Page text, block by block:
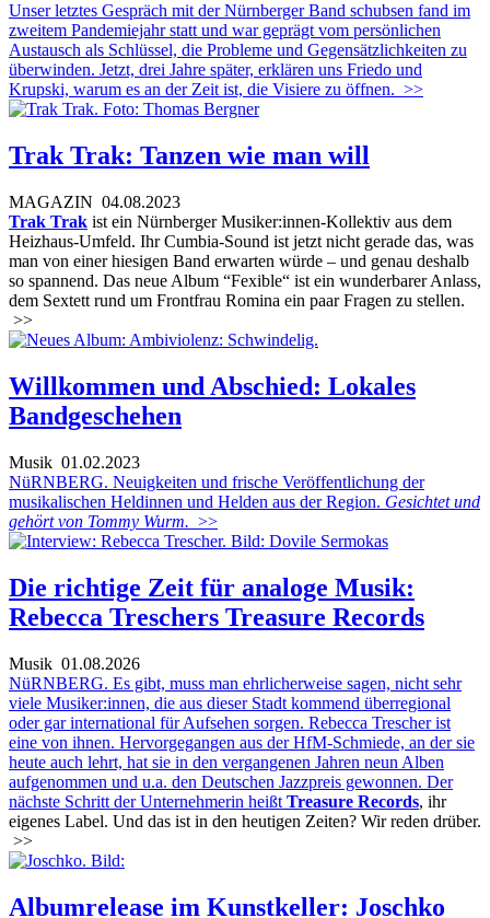
Unser letztes Gespräch mit der Nürnberger Band schubsen fand im
zweitem Pandemiejahr statt und war geprägt vom persönlichen
Austausch als Schlüssel, die Probleme und Gegensätzlichkeiten zu
überwinden. Jetzt, drei Jahre später, erklären uns Friedo und
Krupski, warum es an der Zeit ist, die Visiere zu öffnen. >>
Trak Trak: Tanzen wie man will
MAGAZIN 04.08.2023
Trak Trak ist ein Nürnberger Musiker:innen-Kollektiv aus dem
Heizhaus-Umfeld. Ihr Cumbia-Sound ist jetzt nicht gerade das, was
man von einer hiesigen Band erwarten würde – und genau deshalb
so spannend. Das neue Album “Fexible“ ist ein wunderbarer Anlass,
dem Sextett rund um Frontfrau Romina ein paar Fragen zu stellen.
>>
Willkommen und Abschied: Lokales
Bandgeschehen
Musik 01.02.2023
NüRNBERG. Neuigkeiten und frische Veröffentlichung der
musikalischen Heldinnen und Helden aus der Region. Gesichtet und
gehört von Tommy Wurm. >>
Die richtige Zeit für analoge Musik:
Rebecca Treschers Treasure Records
Musik 01.08.2026
NüRNBERG. Es gibt, muss man ehrlicherweise sagen, nicht sehr
viele Musiker:innen, die aus dieser Stadt kommend überregional
oder gar international für Aufsehen sorgen. Rebecca Trescher ist
eine von ihnen. Hervorgegangen aus der HfM-Schmiede, an der sie
heute auch lehrt, hat sie in den vergangenen Jahren neun Alben
aufgenommen und u.a. den Deutschen Jazzpreis gewonnen. Der
nächste Schritt der Unternehmerin heißt Treasure Records, ihr
eigenes Label. Und das ist in den heutigen Zeiten? Wir reden drüber.
>>
Albumrelease im Kunstkeller: Joschko